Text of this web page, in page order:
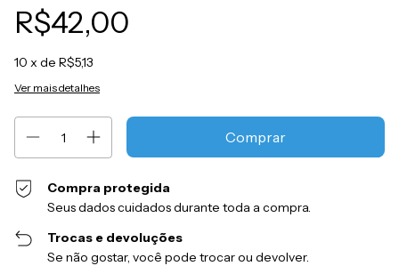
R$42,00
10 x de R$5,13
Ver mais detalhes
Compra protegida
Seus dados cuidados durante toda a compra.
Trocas e devoluções
Se não gostar, você pode trocar ou devolver.